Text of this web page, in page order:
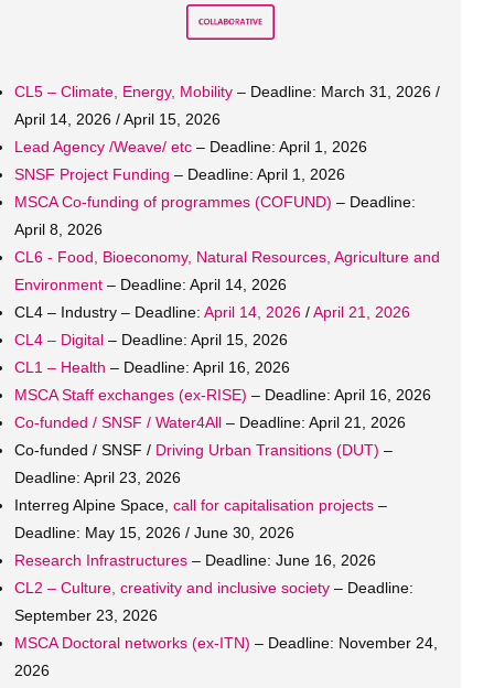
CL5 – Climate, Energy, Mobility – Deadline: March 31, 2026 /
April 14, 2026 / April 15, 2026
Lead Agency /Weave/ etc – Deadline: April 1, 2026
SNSF Project Funding – Deadline: April 1, 2026
MSCA Co-funding of programmes (COFUND) – Deadline:
April 8, 2026
CL6 - Food, Bioeconomy, Natural Resources, Agriculture and
Environment – Deadline: April 14, 2026
CL4 – Industry – Deadline: April 14, 2026 /April 21, 2026
CL4 – Digital – Deadline: April 15, 2026
CL1 – Health – Deadline: April 16, 2026
MSCA Staff exchanges (ex-RISE) – Deadline: April 16, 2026
Co-funded / SNSF / Water4All – Deadline: April 21, 2026
Co-funded / SNSF / Driving Urban Transitions (DUT) –
Deadline: April 23, 2026
Interreg Alpine Space, call for capitalisation projects –
Deadline: May 15, 2026 / June 30, 2026
Research Infrastructures – Deadline: June 16, 2026
CL2 – Culture, creativity and inclusive society – Deadline:
September 23, 2026
MSCA Doctoral networks (ex-ITN) – Deadline: November 24,
2026